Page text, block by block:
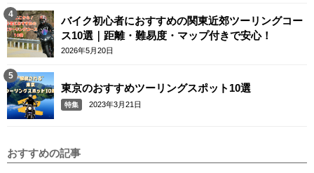
バイク初心者におすすめの関東近郊ツーリングコー
ス10選｜距離・難易度・マップ付きで安心！
2026年5月20日
東京のおすすめツーリングスポット10選
特集 2023年3月21日
おすすめの記事